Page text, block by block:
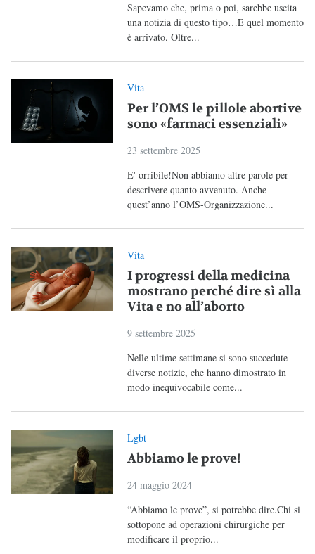
Sapevamo che, prima o poi, sarebbe uscita
una notizia di questo tipo…E quel momento
è arrivato. Oltre...
Vita
Per l’OMS le pillole abortive
sono «farmaci essenziali»
23 settembre 2025
E' orribile!Non abbiamo altre parole per
descrivere quanto avvenuto. Anche
quest’anno l’OMS-Organizzazione...
Vita
I progressi della medicina
mostrano perché dire sì alla
Vita e no all’aborto
9 settembre 2025
Nelle ultime settimane si sono succedute
diverse notizie, che hanno dimostrato in
modo inequivocabile come...
Lgbt
Abbiamo le prove!
24 maggio 2024
“Abbiamo le prove”, si potrebbe dire.Chi si
sottopone ad operazioni chirurgiche per
modificare il proprio...